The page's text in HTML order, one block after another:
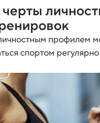
профилем
спортом